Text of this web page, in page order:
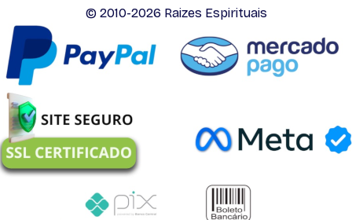
© 2010-2026 Raizes Espirituais